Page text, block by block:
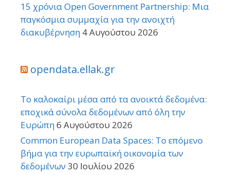
15 χρόνια Open Government Partnership: Μια
παγκόσμια συμμαχία για την ανοιχτή
διακυβέρνηση 4 Αυγούστου 2026
opendata.ellak.gr
Το καλοκαίρι μέσα από τα ανοικτά δεδομένα:
εποχικά σύνολα δεδομένων από όλη την
Ευρώπη6 Αυγούστου 2026
Common European Data Spaces: Το επόμενο
βήμα για την ευρωπαϊκή οικονομία των
δεδομένων 30 Ιουλίου 2026